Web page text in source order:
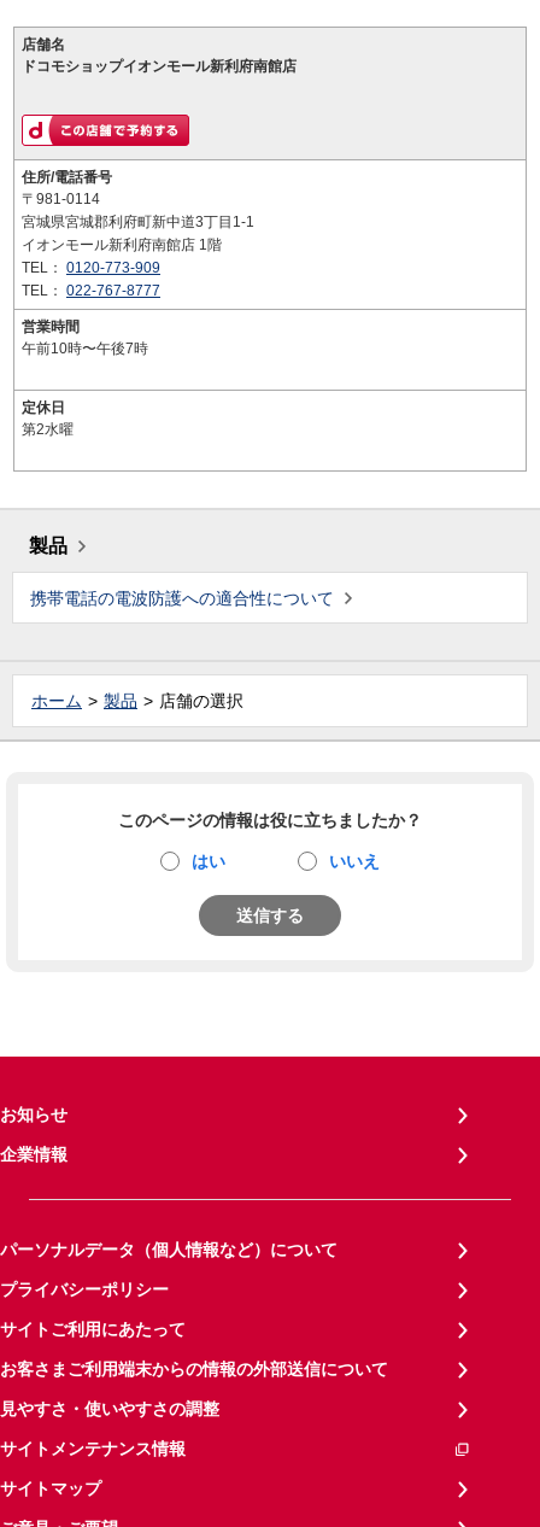
店舗名
ドコモショップイオンモール新利府南館店
住所/電話番号
〒981-0114
宮城県宮城郡利府町新中道3丁目1-1
イオンモール新利府南館店 1階
TEL： 0120-773-909
TEL： 022-767-8777
営業時間
午前10時〜午後7時
定休日
第2水曜
製品
携帯電話の電波防護への適合性について
ホーム 製品 店舗の選択
このページの情報は役に立ちましたか？
はい いいえ
送信する
お知らせ
企業情報
パーソナルデータ（個人情報など）について
プライバシーポリシー
サイトご利用にあたって
お客さまご利用端末からの情報の外部送信について
見やすさ・使いやすさの調整
サイトメンテナンス情報
サイトマップ